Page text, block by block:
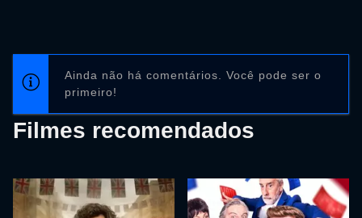
Ainda não há comentários. Você pode ser o
primeiro!
Filmes recomendados